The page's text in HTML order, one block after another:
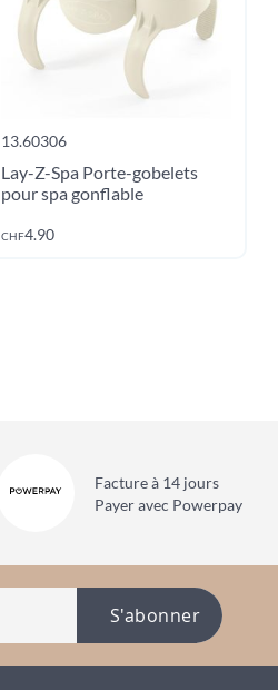
13.60306
Lay-Z-Spa Porte-gobelets
pour spa gonflable
CHF4.90
Facture à 14 jours
Payer avec Powerpay
S'abonner